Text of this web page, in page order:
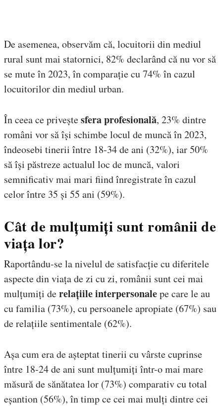
De asemenea, observăm că, locuitorii din mediul
rural sunt mai statornici, 82% declarând că nu vor să
se mute în 2023, în comparație cu 74% în cazul
locuitorilor din mediul urban.
În ceea ce priveștesfera profesională, 23% dintre
români vor să își schimbe locul de muncă în 2023,
îndeosebi tinerii între 18-34 de ani (32%), iar 50%
să își păstreze actualul loc de muncă, valori
semnificativ mai mari fiind înregistrate în cazul
celor între 35 și 55 ani (59%).
Cât de mulțumiți sunt românii de
viața lor?
Raportându-se la nivelul de satisfacție cu diferitele
aspecte din viața de zi cu zi, românii sunt cei mai
mulțumiți derelațiile interpersonalepe care le au
cu familia (73%), cu persoanele apropiate (67%) sau
de relațiile sentimentale (62%).
Așa cum era de așteptat tinerii cu vârste cuprinse
între 18-24 de ani sunt mulțumiți într-o mai mare
măsură de sănătatea lor (73%) comparativ cu total
eșantion (56%), în timp ce cei mai mulți dintre cei